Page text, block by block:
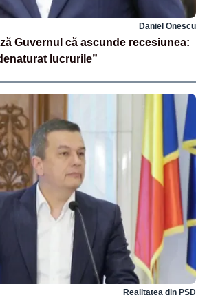
Daniel Onescu
Guvernul că ascunde recesiunea:
lucrurile”
Realitatea din PSD